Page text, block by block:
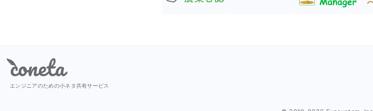
Coneta
エンジニアのための小ネタ共有サービス